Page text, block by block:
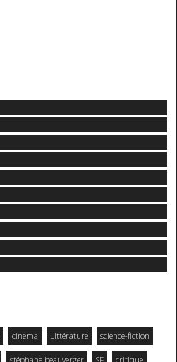
cinema Littérature science-fiction
stéphane beauverger SF critique